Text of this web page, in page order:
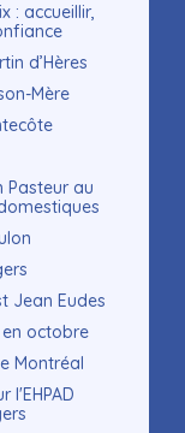
: accueillir,
d’Hères
Mère
Pasteur au
Jean Eudes
en octobre
Montréal
l'EHPAD